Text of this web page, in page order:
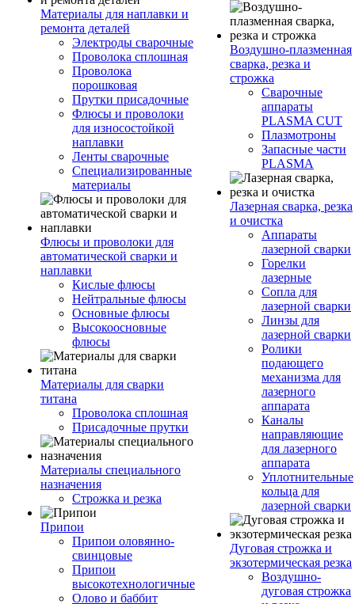
Материалы для наплавки и
ремонта деталей
Электроды сварочные
Проволока сплошная
Проволока
порошковая
Прутки присадочные
Флюсы и проволоки
для износостойкой
наплавки
Ленты сварочные
Специализированные
материалы
Флюсы и проволоки для
автоматической сварки и
наплавки
Кислые флюсы
Нейтральные флюсы
Основные флюсы
Высокоосновные
флюсы
Материалы для сварки
титана
Проволока сплошная
Присадочные прутки
Материалы специального
назначения
Строжка и резка
Припои
Припои оловянно-
свинцовые
Припои
высокотехнологичные
Олово и баббит
Воздушно-плазменная
сварка, резка и
строжка
Сварочные
аппараты
PLASMA CUT
Плазмотроны
Запасные части
PLASMA
Лазерная сварка, резка
и очистка
Аппараты
лазерной сварки
Горелки
лазерные
Сопла для
лазерной сварки
Линзы для
лазерной сварки
Ролики
подающего
механизма для
лазерного
аппарата
Каналы
направляющие
для лазерного
аппарата
Уплотнительные
кольца для
лазерной сварки
Дуговая строжка и
экзотермическая резка
Воздушно-
дуговая строжка